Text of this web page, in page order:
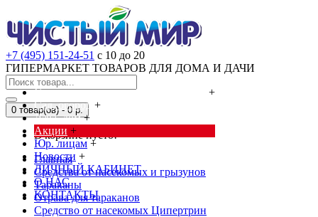
+7 (495) 151-24-51 с 10 до 20
ГИПЕРМАРКЕТ ТОВАРОВ ДЛЯ ДОМА И ДАЧИ
Cредства от насекомых и грызунов
+
Сад, огород +
Дача, дом +
Акции +
Юр. лицам +
Новости +
ЛИЧНЫЙ КАБИНЕТ
О НАС
КОНТАКТЫ
0 товар(ов) - 0 р.
В корзине пусто!
Главная
Cредства от насекомых и грызунов
Тараканы
Отрава для тараканов
Средство от насекомых Ципертрин